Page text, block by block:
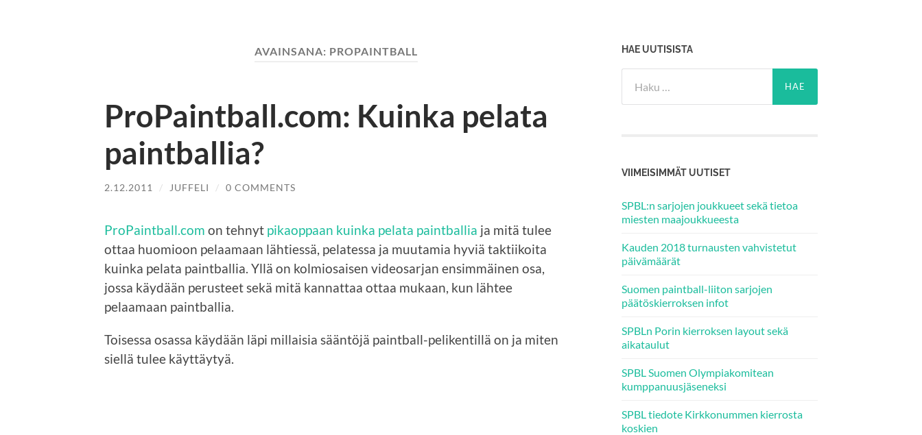
AVAINSANA: PROPAINTBALL
ProPaintball.com: Kuinka pelata
paintballia?
2.12.2011 / JUFFELI / 0 COMMENTS
ProPaintball.com on tehnyt pikaoppaan kuinka pelata paintballia ja mitä tulee
ottaa huomioon pelaamaan lähtiessä, pelatessa ja muutamia hyviä taktiikoita
kuinka pelata paintballia. Yllä on kolmiosaisen videosarjan ensimmäinen osa,
jossa käydään perusteet sekä mitä kannattaa ottaa mukaan, kun lähtee
pelaamaan paintballia.
Toisessa osassa käydään läpi millaisia sääntöjä paintball-pelikentillä on ja miten
siellä tulee käyttäytyä.
HAE UUTISISTA
VIIMEISIMMÄT UUTISET
SPBL:n sarjojen joukkueet sekä tietoa
miesten maajoukkueesta
Kauden 2018 turnausten vahvistetut
päivämäärät
Suomen paintball-liiton sarjojen
päätöskierroksen infot
SPBLn Porin kierroksen layout sekä
aikataulut
SPBL Suomen Olympiakomitean
kumppanuusjäseneksi
SPBL tiedote Kirkkonummen kierrosta
koskien